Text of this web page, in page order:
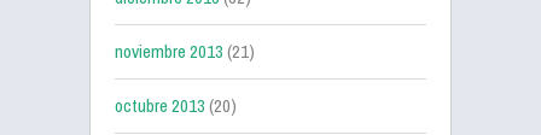
noviembre 2013(21)
octubre 2013(20)